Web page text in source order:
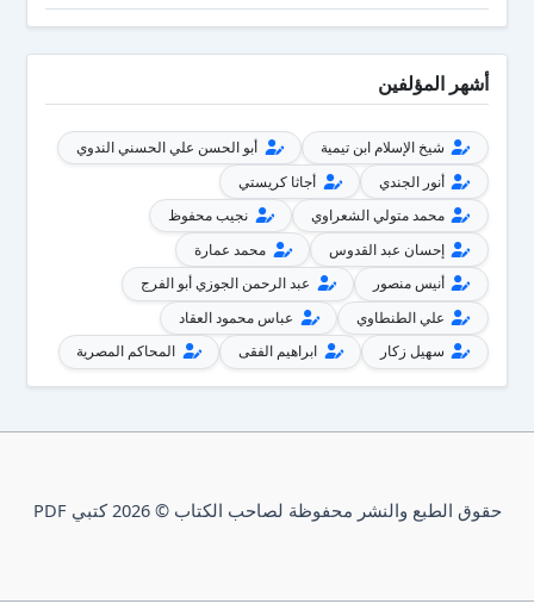
أشهر المؤلفين
شيخ الإسلام ابن تيمية
أبو الحسن علي الحسني الندوي
أنور الجندي
أجاثا كريستي
محمد متولي الشعراوي
نجيب محفوظ
إحسان عبد القدوس
محمد عمارة
أنيس منصور
عبد الرحمن الجوزي أبو الفرج
علي الطنطاوي
عباس محمود العقاد
سهيل زكار
ابراهيم الفقى المحاكم المصرية
حقوق الطبع والنشر محفوظة لصاحب الكتاب © 2026 كتبي PDF